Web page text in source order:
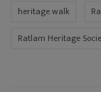
heritage walk
Ratlam Heritage